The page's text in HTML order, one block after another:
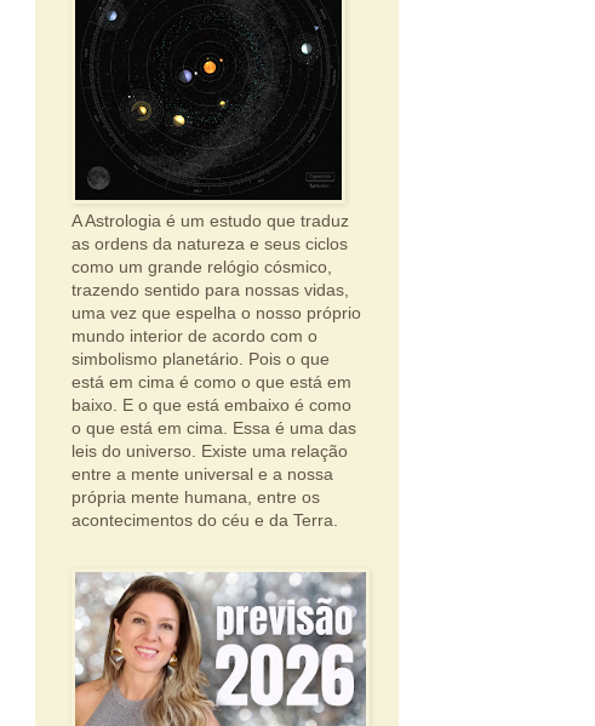
A Astrologia é um estudo que traduz
as ordens da natureza e seus ciclos
como um grande relógio cósmico,
trazendo sentido para nossas vidas,
uma vez que espelha o nosso próprio
mundo interior de acordo com o
simbolismo planetário. Pois o que
está em cima é como o que está em
baixo. E o que está embaixo é como
o que está em cima. Essa é uma das
leis do universo. Existe uma relação
entre a mente universal e a nossa
própria mente humana, entre os
acontecimentos do céu e da Terra.